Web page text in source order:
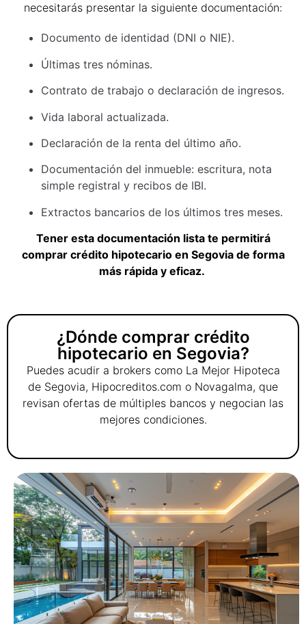
necesitarás presentar la siguiente documentación:
Documento de identidad (DNI o NIE).
Últimas tres nóminas.
Contrato de trabajo o declaración de ingresos.
Vida laboral actualizada.
Declaración de la renta del último año.
Documentación del inmueble: escritura, nota
simple registral y recibos de IBI.
Extractos bancarios de los últimos tres meses.
Tener esta documentación lista te permitirá
comprar crédito hipotecario en Segovia de forma
más rápida y eficaz.
¿Dónde comprar crédito
hipotecario en Segovia?
Puedes acudir a brokers como La Mejor Hipoteca
de Segovia, Hipocreditos.com o Novagalma, que
revisan ofertas de múltiples bancos y negocian las
mejores condiciones.